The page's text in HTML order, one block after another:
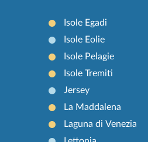
Isole Egadi
Isole Eolie
Isole Pelagie
Isole Tremiti
Jersey
La Maddalena
Laguna di Venezia